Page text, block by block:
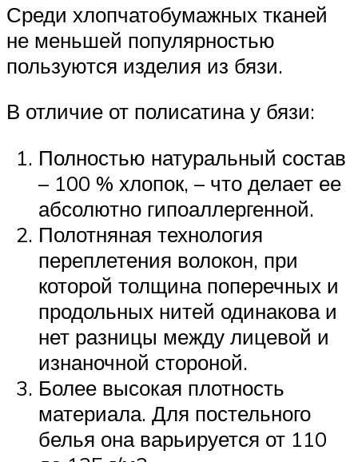
Среди хлопчатобумажных тканей
не меньшей популярностью
пользуются изделия из бязи.
В отличие от полисатина у бязи:
Полностью натуральный состав
– 100 % хлопок, – что делает ее
абсолютно гипоаллергенной.
Полотняная технология
переплетения волокон, при
которой толщина поперечных и
продольных нитей одинакова и
нет разницы между лицевой и
изнаночной стороной.
Более высокая плотность
материала. Для постельного
белья она варьируется от 110